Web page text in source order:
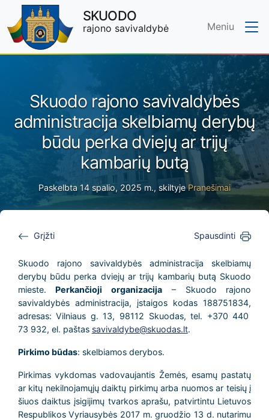
Skip to main content
SKUODO
rajono savivaldybė Meniu
Skuodo rajono savivaldybės
administracija skelbiamų derybų
būdu perka dviejų ar trijų
kambarių butą
Paskelbta 14 spalio, 2025 m., skiltyjePranešimai
Grįžti Spausdinti
Skuodo rajono savivaldybės administracija skelbiamų
derybų būdu perka dviejų ar trijų kambarių butą Skuodo
mieste.Perkančioji organizacija – Skuodo rajono
savivaldybės administracija, įstaigos kodas 188751834,
adresas: Vilniaus g. 13, 98112 Skuodas, tel. +370 440
73 932, el. paštas savivaldybe@skuodas.lt.
Pirkimo būdas: skelbiamos derybos.
Pirkimas vykdomas vadovaujantis Žemės, esamų pastatų
ar kitų nekilnojamųjų daiktų pirkimų arba nuomos ar teisių į
šiuos daiktus įsigijimų tvarkos aprašu, patvirtintu Lietuvos
Respublikos Vyriausybės 2017 m. gruodžio 13 d. nutarimu